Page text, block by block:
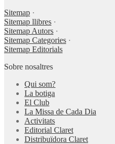
Sitemap ·
Sitemap llibres ·
Sitemap Autors ·
Sitemap Categories ·
Sitemap Editorials
Sobre nosaltres
Qui som?
La botiga
El Club
La Missa de Cada Dia
Activitats
Editorial Claret
Distribuïdora Claret